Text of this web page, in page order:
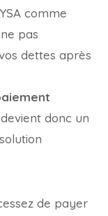
comme
pas
dettes après
donc un
de payer